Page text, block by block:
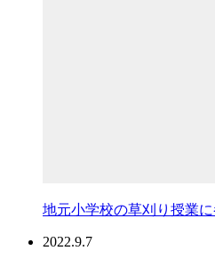
地元小学校の草刈り授業
2022.9.7